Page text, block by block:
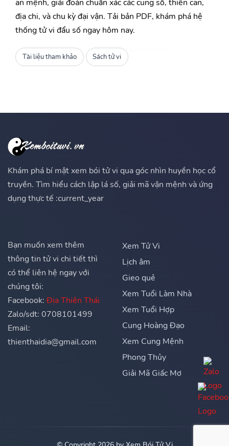
an mệnh, giải đoán chuẩn xác các cung số, thiên can,
địa chi, và chu kỳ đại vận. Tải bản PDF, khám phá hệ
thống tử vi đẩu số ngay hôm nay.
Tài liệu tham khảo Sách tử vi
Khám phá bí mật xem bói tử vi qua góc nhìn huyền học cổ
truyền. Tìm hiểu cách lập lá số, giải mã vận mệnh và ứng
dụng thực tế :current_year
Bạn muốn xem thêm
thông tin tử vi chi tiết thì
có thể liên hệ ngay với
chúng tôi:
Facebook: Địa Thiên Thái
Zalo/sdt: 0708101499
Email:
thienthaidia@gmail.com
Xem Tử Vi
Lịch âm
Gieo quẻ
Xem Tuổi Làm Nhà
Xem Tuổi Hợp
Cung Hoàng Đạo
Xem Cung Mệnh
Phong Thủy
Giải Mã Giấc Mơ